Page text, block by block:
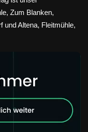
Zum Blanken,
und Altena, Fleitmühle,